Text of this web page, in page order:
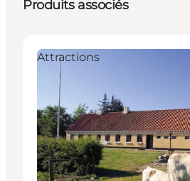
Produits associés
Attractions